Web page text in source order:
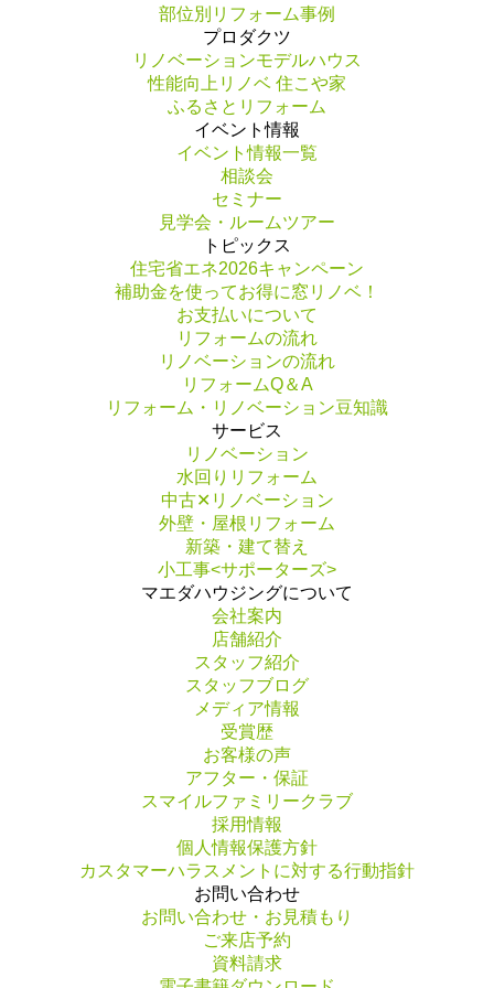
部位別リフォーム事例
プロダクツ
リノベーションモデルハウス
性能向上リノベ 住こや家
ふるさとリフォーム
イベント情報
イベント情報一覧
相談会
セミナー
見学会・ルームツアー
トピックス
住宅省エネ2026キャンペーン
補助金を使ってお得に窓リノベ！
お支払いについて
リフォームの流れ
リノベーションの流れ
リフォームQ＆A
リフォーム・リノベーション豆知識
サービス
リノベーション
水回りリフォーム
中古✕リノベーション
外壁・屋根リフォーム
新築・建て替え
小工事<サポーターズ>
マエダハウジングについて
会社案内
店舗紹介
スタッフ紹介
スタッフブログ
メディア情報
受賞歴
お客様の声
アフター・保証
スマイルファミリークラブ
採用情報
個人情報保護方針
カスタマーハラスメントに対する行動指針
お問い合わせ
お問い合わせ・お見積もり
ご来店予約
資料請求